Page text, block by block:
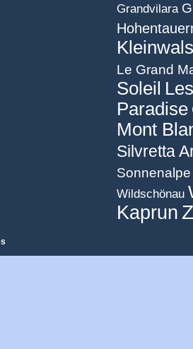
Grandvilara
Le Grand
Soleil
Paradise
Mont
Silvretta
Wildschönau
Kaprun